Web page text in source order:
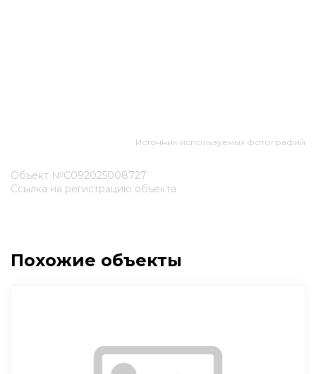
Источник используемых фотографий
Объект №С092025008727
Ссылка на регистрацию объекта
Похожие объекты